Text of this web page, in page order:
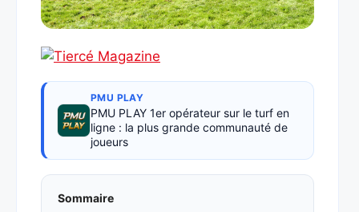
PMU PLAY
PMU PLAY 1er opérateur sur le turf en
ligne : la plus grande communauté de
joueurs
Sommaire